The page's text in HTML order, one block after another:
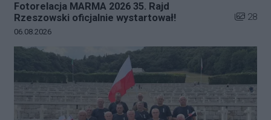
Fotorelacja MARMA 2026 35. Rajd
Rzeszowski oficjalnie wystartował!
Liczba
28
Data dodania galerii:
06.08.2026